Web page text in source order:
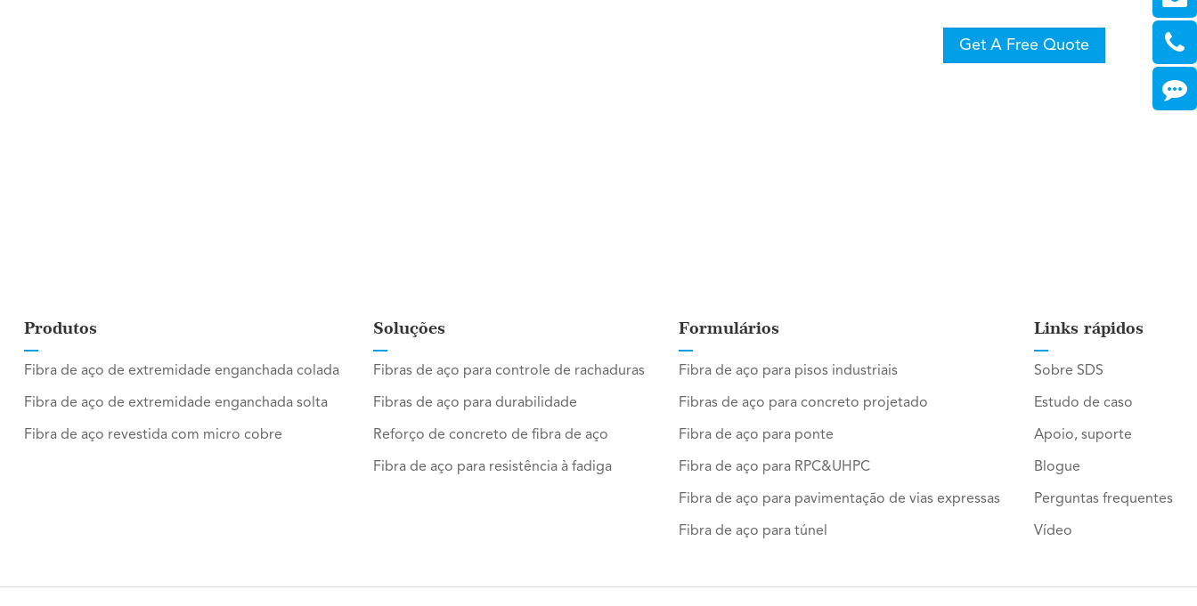
Get A Free Quote
Produtos
Fibra de aço de extremidade enganchada colada
Fibra de aço de extremidade enganchada solta
Fibra de aço revestida com micro cobre
Soluções
Fibras de aço para controle de rachaduras
Fibras de aço para durabilidade
Reforço de concreto de fibra de aço
Fibra de aço para resistência à fadiga
Formulários
Fibra de aço para pisos industriais
Fibras de aço para concreto projetado
Fibra de aço para ponte
Fibra de aço para RPC&UHPC
Fibra de aço para pavimentação de vias expressas
Fibra de aço para túnel
Links rápidos
Sobre SDS
Estudo de caso
Apoio, suporte
Blogue
Perguntas frequentes
Vídeo